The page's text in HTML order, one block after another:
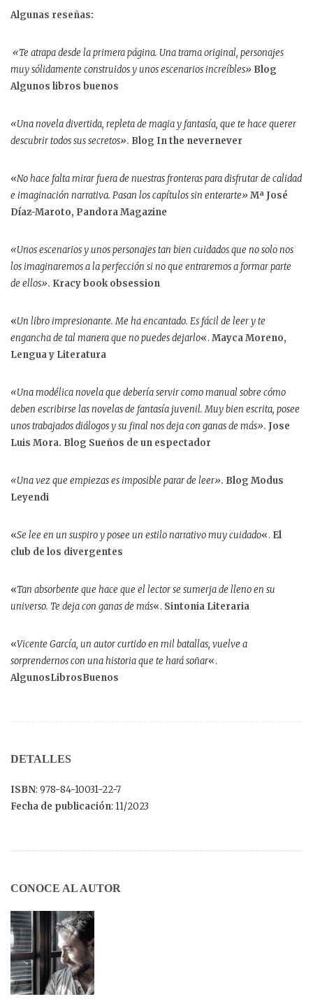
Algunas reseñas:
«Te atrapa desde la primera página. Una trama original, personajes
muy sólidamente construidos y unos escenarios increíbles» Blog
Algunos libros buenos
«Una novela divertida, repleta de magia y fantasía, que te hace querer
descubrir todos sus secretos». Blog In the nevernever
«No hace falta mirar fuera de nuestras fronteras para disfrutar de calidad
e imaginación narrativa. Pasan los capítulos sin enterarte» Mª José
Díaz-Maroto, Pandora Magazine
«Unos escenarios y unos personajes tan bien cuidados que no solo nos
los imaginaremos a la perfección si no que entraremos a formar parte
de ellos». Kracy book obsession
«Un libro impresionante. Me ha encantado. Es fácil de leer y te
engancha de tal manera que no puedes dejarlo«. Mayca Moreno,
Lengua y Literatura
«Una modélica novela que debería servir como manual sobre cómo
deben escribirse las novelas de fantasía juvenil. Muy bien escrita, posee
unos trabajados diálogos y su final nos deja con ganas de más». Jose
Luis Mora. Blog Sueños de un espectador
«Una vez que empiezas es imposible parar de leer». Blog Modus
Leyendi
«Se lee en un suspiro y posee un estilo narrativo muy cuidado«. El
club de los divergentes
«Tan absorbente que hace que el lector se sumerja de lleno en su
universo. Te deja con ganas de más«. Sintonia Literaria
«Vicente García, un autor curtido en mil batallas, vuelve a
sorprendernos con una historia que te hará soñar«.
AlgunosLibrosBuenos
DETALLES
ISBN: 978-84-10031-22-7
Fecha de publicación: 11/2023
CONOCE AL AUTOR